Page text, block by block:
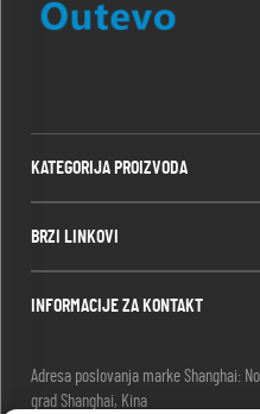
KATEGORIJA PROIZVODA
BRZI LINKOVI
INFORMACIJE ZA KONTAKT
Adresa poslovanja marke Shanghai:
grad Shanghai, Kina